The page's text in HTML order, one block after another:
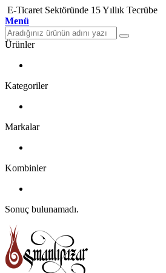
E-Ticaret Sektöründe 15 Yıllık Tecrübe
Menü
Ürünler
Kategoriler
Markalar
Kombinler
Sonuç bulunamadı.